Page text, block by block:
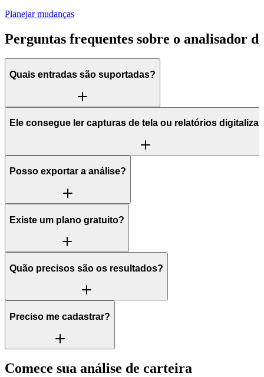
Planejar mudanças
Perguntas frequentes sobre o analisador
Quais entradas são suportadas?
Ele consegue ler capturas de tela ou relatórios
Posso exportar a análise?
Existe um plano gratuito?
Quão precisos são os resultados?
Preciso me cadastrar?
Comece sua análise de carteira